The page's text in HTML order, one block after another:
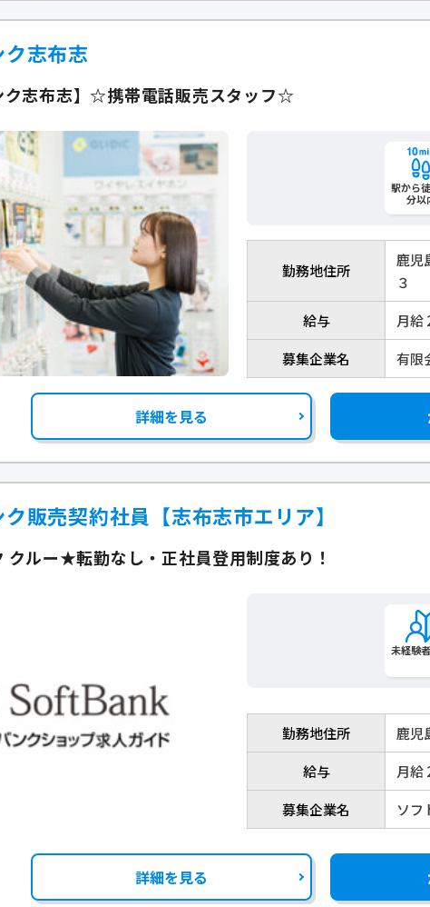
志布志
ク志布志】☆携帯電話販売スタッフ☆
駅から
分以
勤務地住所
鹿児
３
給与
月給
募集企業名
有限
詳細を見る
販売契約社員【志布志市エリア】
クルー★転勤なし・正社員登用制度あり！
未経験
勤務地住所
鹿児
給与
月給
募集企業名
ソフ
詳細を見る